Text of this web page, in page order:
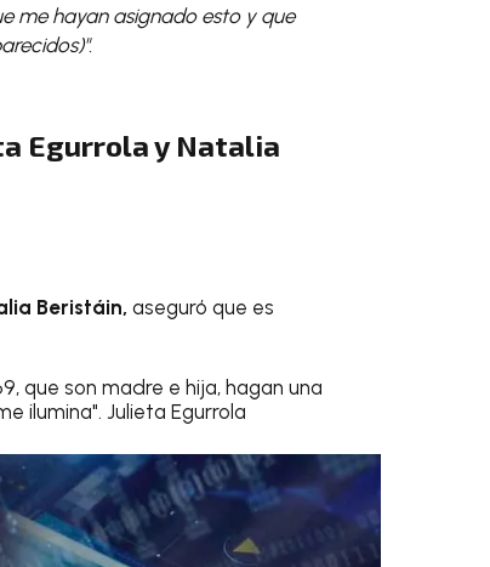
me hayan asignado esto y que
Egurrola y Natalia
Beristáin, aseguró que es
que son madre e hija, hagan una
ilumina". Julieta Egurrola